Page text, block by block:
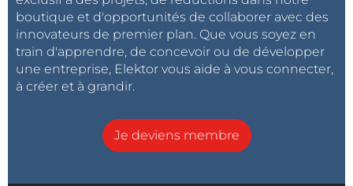
rapidement été adopté tant par les amateurs en
électronique que par les ingénieurs professionnels.
boutique et d'opportunités de collaborer avec des
innovateurs de premier plan. Que vous soyez en
train d'apprendre, de concevoir ou de développer
une entreprise, Elektor vous aide à vous connecter,
à créer et à grandir.
Je deviens membre